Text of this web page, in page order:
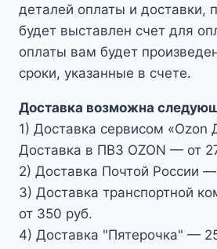
деталей оплаты и доставки,
будет выставлен счет для
оплаты вам будет
сроки, указанные в счете.
Доставка возможна
1) Доставка сервисом «Ozon
Доставка в ПВЗ OZON — от
2) Доставка Почтой России
3) Доставка транспортной
от 350 руб.
4) Доставка "Пятерочка" —